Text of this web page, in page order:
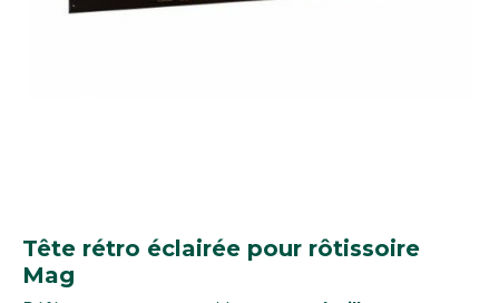
Tête rétro éclairée pour rôtissoire
Mag